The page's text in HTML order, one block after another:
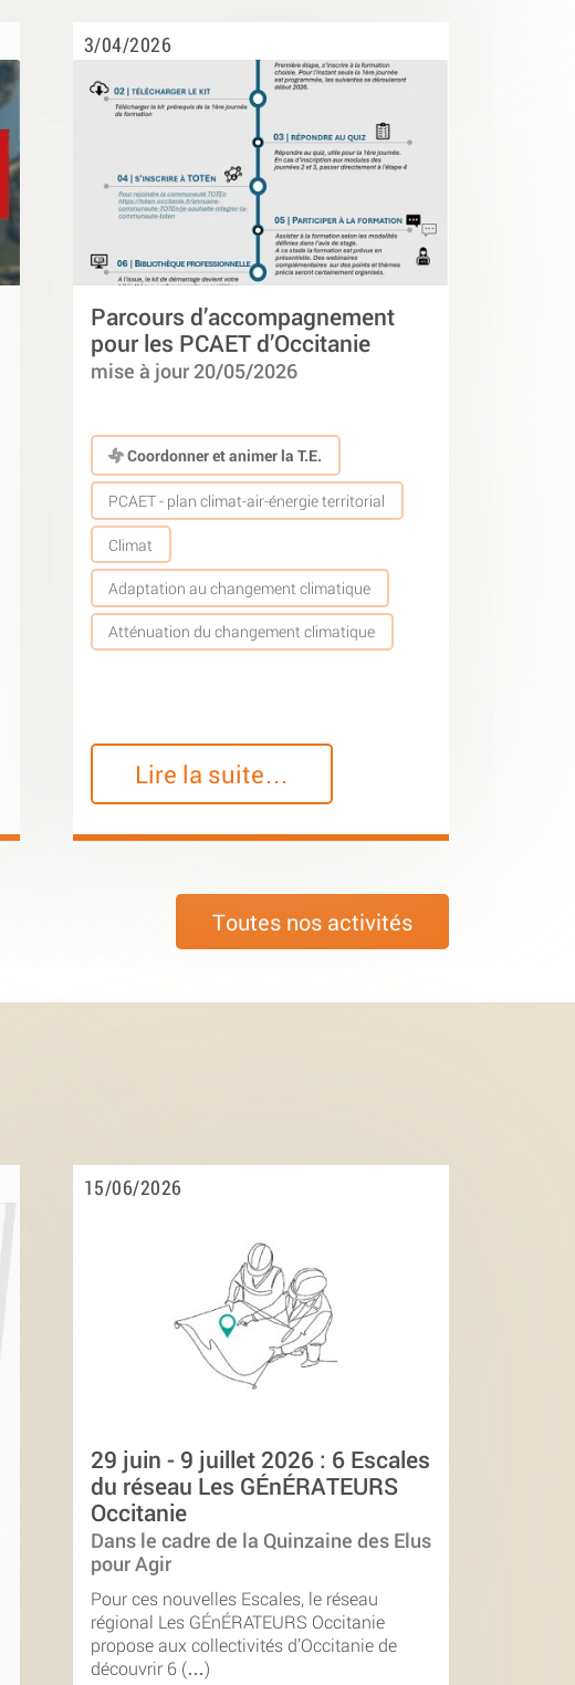
3/04/2026
Parcours d’accompagnement
pour les PCAET d’Occitanie
mise à jour 20/05/2026
Coordonner et animer la T.E.
PCAET - plan climat-air-énergie territorial
Climat
Adaptation au changement climatique
Atténuation du changement climatique
Lire la suite…
Toutes nos activités
15/06/2026
29 juin - 9 juillet 2026 : 6 Escales
du réseau Les GÉnÉRATEURS
Occitanie
Dans le cadre de la Quinzaine des Elus
pour Agir
Pour ces nouvelles Escales, le réseau
régional Les GÉnÉRATEURS Occitanie
propose aux collectivités d’Occitanie de
découvrir 6 (…)